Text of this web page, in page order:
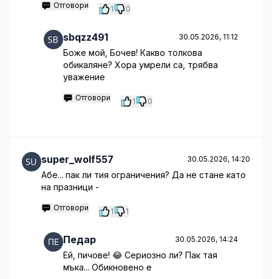
Отговори 1 0
sbqzz491 30.05.2026, 11:12
Боже мой, Бочев! Какво толкова
обикаляне? Хора умрели са, трябва
уважение
Отговори 1 0
super_wolf557 30.05.2026, 14:20
Абе... пак ли тия ограничения? Да не стане като
на празници -
Отговори 1 1
Педар 30.05.2026, 14:24
Ей, пичове! 😂 Сериозно ли? Пак тая
мъка... Обикновено е